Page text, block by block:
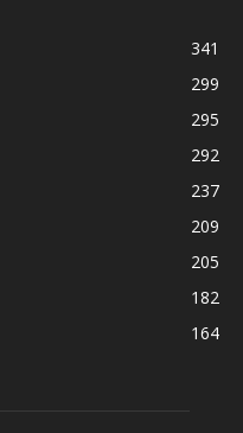
341
299
295
292
237
209
205
182
164